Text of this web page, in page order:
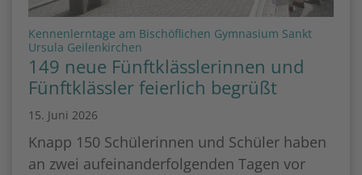
Kennenlerntage am Bischöflichen Gymnasium Sankt
Ursula Geilenkirchen
149 neue Fünftklässlerinnen und
Fünftklässler feierlich begrüßt
15. Juni 2026
Knapp 150 Schülerinnen und Schüler haben
an zwei aufeinanderfolgenden Tagen vor